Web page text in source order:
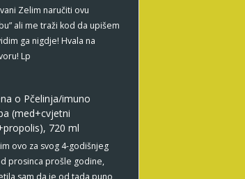
Zelim naručiti ovu
ali me traži kod da upišem
ga nigdje! Hvala na
Lp
o Pčelinja/imuno
(med+cvjetni
720 ml
ovo za svog 4-godišnjeg
prosinca prošle godine,
sam da je od tada puno